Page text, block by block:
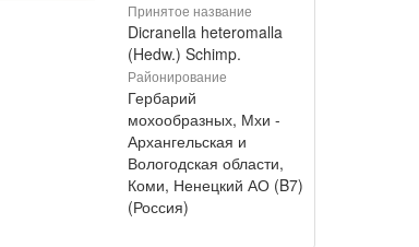
Принятое название
Dicranella heteromalla
(Hedw.) Schimp.
Районирование
Гербарий
мохообразных, Мхи -
Архангельская и
Вологодская области,
Коми, Ненецкий АО (B7)
(Россия)